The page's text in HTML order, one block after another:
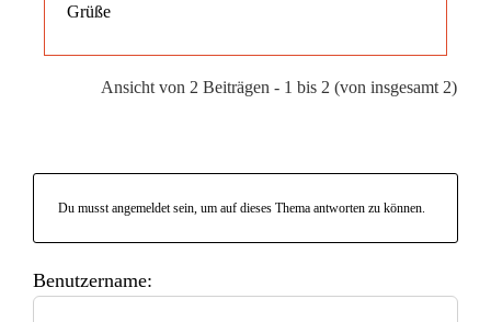
Grüße
Ansicht von 2 Beiträgen - 1 bis 2 (von insgesamt 2)
Du musst angemeldet sein, um auf dieses Thema antworten zu können.
Benutzername: